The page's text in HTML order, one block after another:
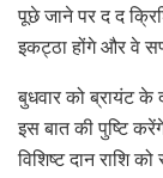
पूछे जाने पर द द
इकट्ठा होंगे और वे
बुधवार को ब्रायंट के
इस बात की पुष्टि
विशिष्ट दान राशि